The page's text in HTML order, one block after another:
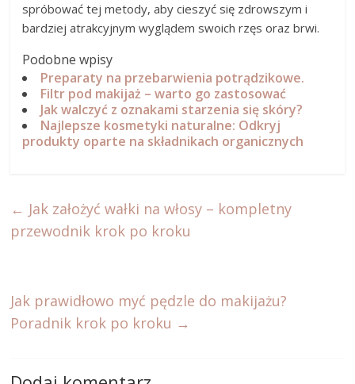
spróbować tej metody, aby cieszyć się zdrowszym i
bardziej atrakcyjnym wyglądem swoich rzęs oraz brwi.
Podobne wpisy
Preparaty na przebarwienia potrądzikowe.
Filtr pod makijaż – warto go zastosować
Jak walczyć z oznakami starzenia się skóry?
Najlepsze kosmetyki naturalne: Odkryj
produkty oparte na składnikach organicznych
← Jak założyć wałki na włosy – kompletny
przewodnik krok po kroku
Jak prawidłowo myć pędzle do makijażu?
Poradnik krok po kroku →